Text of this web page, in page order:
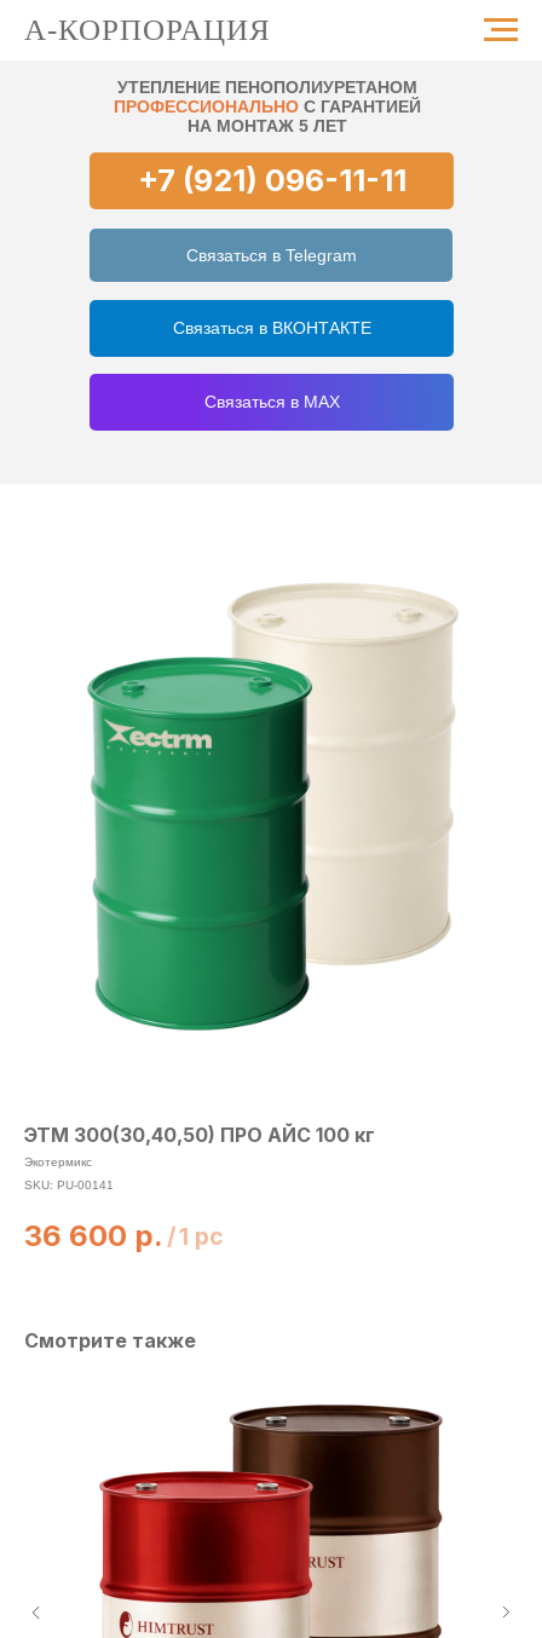
А-КОРПОРАЦИЯ
+7 (921) 096-11-11
096-11-11
sale@ppu-snab.com
Связаться в Telegram
УТЕПЛЕНИЕ ПЕНОПОЛИУРЕТАНОМ
ПРОФЕССИОНАЛЬНО С ГАРАНТИЕЙ
НА МОНТАЖ 5 ЛЕТ
А-
КОРПОРАЦИЯ
Связаться в MAX
Связаться в ВКОНТАКТЕ
ЭТМ 300(30,40,50) ПРО АЙС 100 кг
Экотермикс
SKU: PU-00141
36 600 р. /1 pc
Смотрите также